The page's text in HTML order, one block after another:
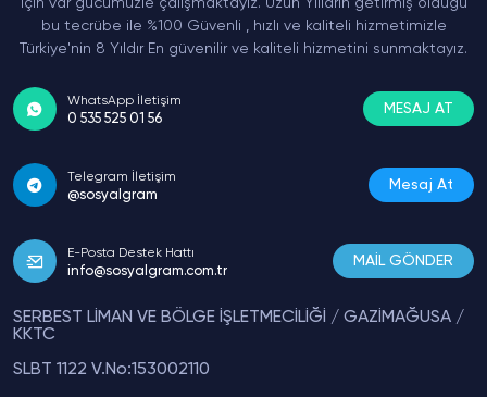
için var gücümüzle çalışmaktayız. Uzun Yılların getirmiş olduğu
bu tecrübe ile %100 Güvenli , hızlı ve kaliteli hizmetimizle
Türkiye'nin 8 Yıldır En güvenilir ve kaliteli hizmetini sunmaktayız.
WhatsApp İletişim
0 535 525 01 56
MESAJ AT
Telegram İletişim
@sosyalgram
Mesaj At
E-Posta Destek Hattı
info@sosyalgram.com.tr
MAİL GÖNDER
SERBEST LİMAN VE BÖLGE İŞLETMECİLİĞİ / GAZİMAĞUSA /
KKTC
SLBT 1122 V.No:153002110